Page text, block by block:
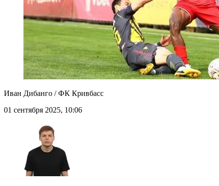
Иван Дибанго / ФК Кривбасс
01 сентября 2025, 10:06